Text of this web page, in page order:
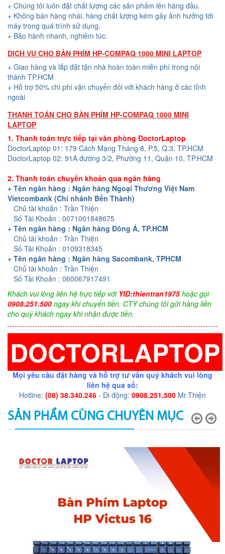
+ Chúng tôi luôn đặt chất lượng các sản phẩm lên hàng đầu.
+ Không bán hàng nhái, hàng chất lượng kém gây ảnh hưởng tới
máy trong quá trình sử dụng.
+ Bảo hành nhanh, nghiêm túc.
DỊCH VỤ CHO BÀN PHÍM HP-COMPAQ 1000 MINI LAPTOP
+ Giao hàng và lắp đặt tận nhà hoàn toàn miễn phí trong nội
thành TP.HCM
+ Hỗ trợ 50% chi phí vận chuyển đối với khách hàng ở các tỉnh
ngoài
THANH TOÁN CHO BÀN PHÍM HP-COMPAQ 1000 MINI
LAPTOP
1. Thanh toán trực tiếp tại văn phòng DoctorLaptop
DoctorLaptop 01: 179 Cách Mạng Tháng 8, P.5, Q.3, TP.HCM
DoctorLaptop 02: 91A đường 3/2, Phường 11, Quận 10, TP.HCM
2. Thanh toán chuyển khoản qua ngân hàng
+ Tên ngân hàng : Ngân hàng Ngoại Thương Việt Nam
Vietcombank (Chi nhánh Bến Thành)
Chủ tài khoản : Trần Thiện
Số Tài Khoản : 0071001848675
+ Tên ngân hàng : Ngân hàng Đông Á, TP.HCM
Chủ tài khoản : Trần Thiện
Số Tài Khoản : 0109318345
+ Tên ngân hàng : Ngân hàng Sacombank, TPHCM
Chủ tài khoản : Trần Thiện
Số Tài Khoản : 060067917491
Khách vui lòng liên hệ trực tiếp với YID:thientran1975hoặc gọi
0908.251.500 ngay khi chuyển tiền. CTY chúng tôi gửi hàng liền
cho quý khách ngay khi nhận được tiền.
DOCTORLAPTOP
Mọi yêu cầu đặt hàng và hỗ trợ tư vấn quý khách vui lòng
liên hệ qua số:
Hotline: (08) 38.340.246 - Di động: 0908.251.500 Mr.Thiện
SẢN PHẨM CÙNG CHUYÊN MỤC